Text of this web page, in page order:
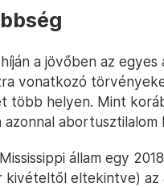
a jövőben az egyes
vonatkozó
több helyen. Mint
azonnal
Mississippi állam egy
eltekintve)